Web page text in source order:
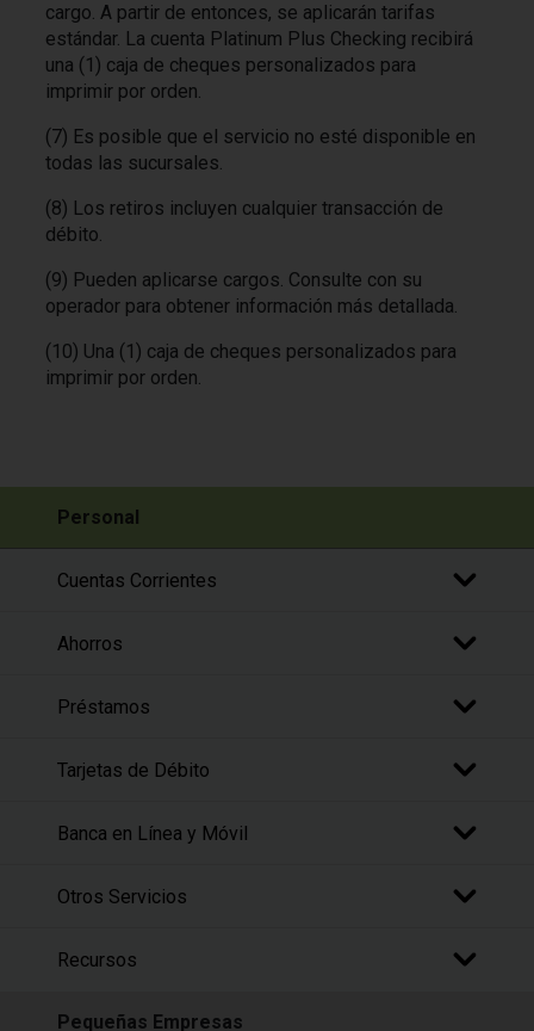
cargo. A partir de entonces, se aplicarán tarifas
estándar. La cuenta Platinum Plus Checking recibirá
una (1) caja de cheques personalizados para
imprimir por orden.
(7) Es posible que el servicio no esté disponible en
todas las sucursales.
(8) Los retiros incluyen cualquier transacción de
débito.
(9) Pueden aplicarse cargos. Consulte con su
operador para obtener información más detallada.
(10) Una (1) caja de cheques personalizados para
imprimir por orden.
Personal
Cuentas Corrientes
Ahorros
Préstamos
Tarjetas de Débito
Banca en Línea y Móvil
Otros Servicios
Recursos
Pequeñas Empresas